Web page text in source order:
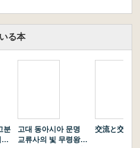
る本
분
고대 동아시아 문명
교류사의 빛 무령왕릉
交流と交易